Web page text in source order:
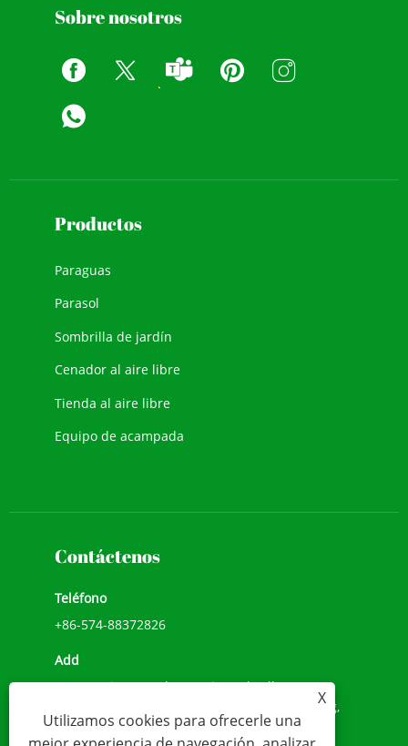
Sobre nosotros
Productos
Paraguas
Parasol
Sombrilla de jardín
Cenador al aire libre
Tienda al aire libre
Equipo de acampada
Contáctenos
Teléfono
+86-574-88372826
Add
No.518, Li He Road, Songxia Umbrella Town,
Shanghai, Shaoxing City, Provincia de Zhejiang,
China
X
Utilizamos cookies para ofrecerle una